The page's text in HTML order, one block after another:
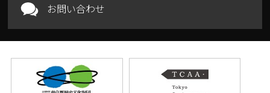
お問い合わせ